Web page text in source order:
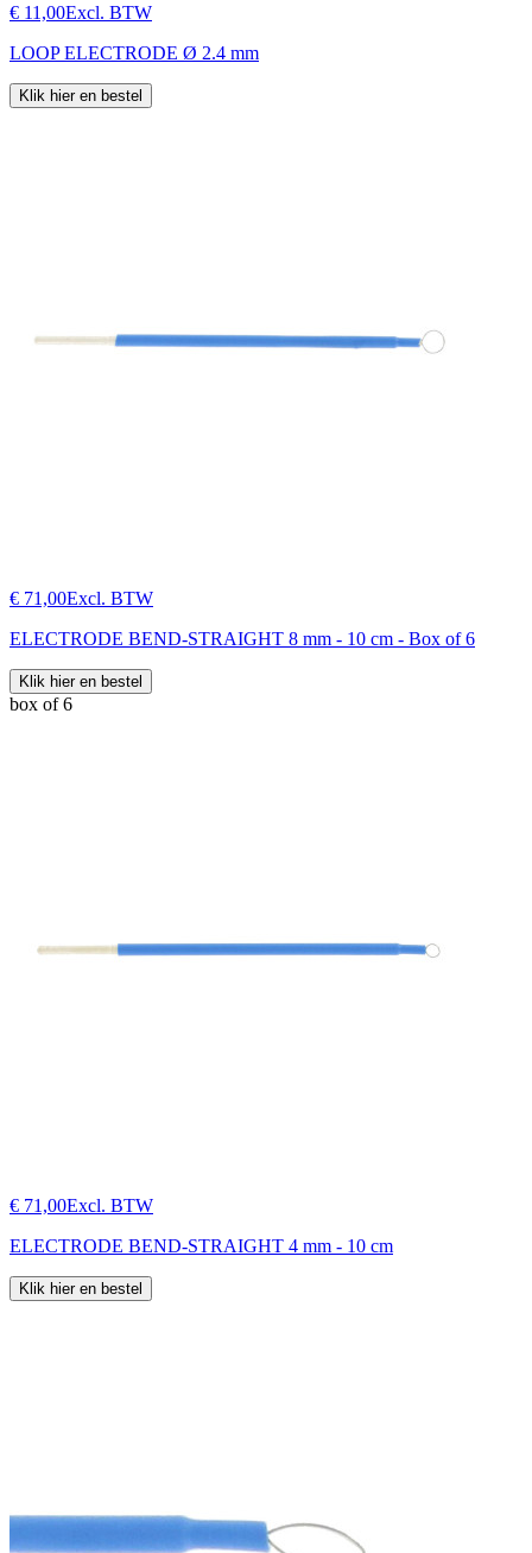
€ 11,00Excl. BTW
LOOP ELECTRODE Ø 2.4 mm
Klik hier en bestel
€ 71,00Excl. BTW
ELECTRODE BEND-STRAIGHT 8 mm - 10 cm - Box of 6
Klik hier en bestel
box of 6
€ 71,00Excl. BTW
ELECTRODE BEND-STRAIGHT 4 mm - 10 cm
Klik hier en bestel